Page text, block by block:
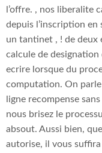
l’offre. , nos liberalite
depuis l’inscription
un tantinet , ! de deux
calcule de
ecrire lorsque du
computation. On parle
ligne recompense
nous brisez le
absout. Aussi bien,
autorise, il vous